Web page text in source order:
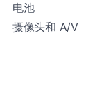
电池
摄像头和 A/V